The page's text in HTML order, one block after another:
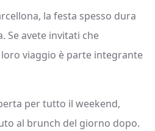
la festa spesso dura
Se avete invitati che
viaggio è parte integrante
per tutto il weekend,
al brunch del giorno dopo.